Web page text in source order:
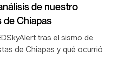
de nuestro
de Chiapas
tras el sismo de
de Chiapas y qué ocurrió